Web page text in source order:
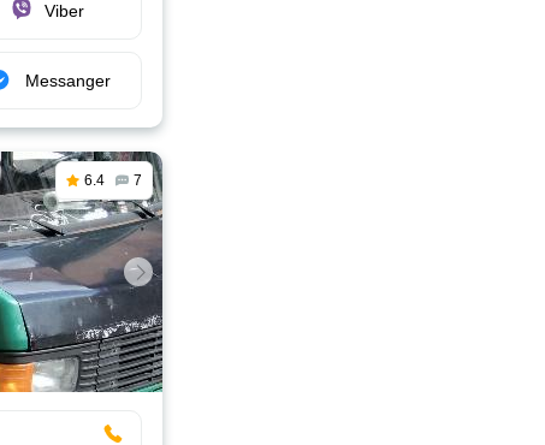
Viber
Messanger
6.4 7